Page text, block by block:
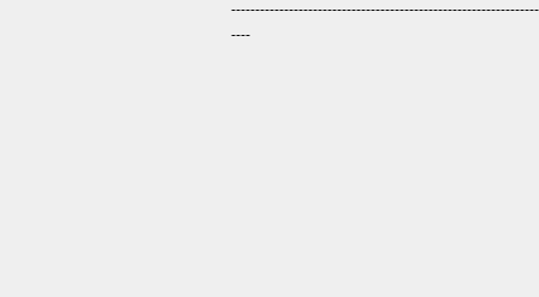
----